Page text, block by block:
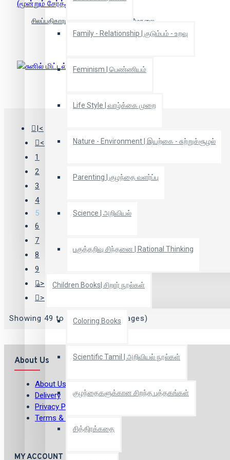
Family - Relationship | குடும்பம் - உறவு
Feminism | பெண்ணியம்
Life Style | வாழ்க்கை முறை
Nature - Environment | இயற்கை - சுற்றுச்சூழல்
Parenting | குழந்தை வளர்ப்பு
Science | அறிவியல்
பகுத்தறிவு சிந்தனை | Rational Thinking
Children Books| சிறார் நூல்கள்
Coloring Books
Scientific Tamil | அறிவியல் நூல்கள்
குழந்தைகளுக்கான சிறந்த புத்தகங்கள்
சித்திரக்கதை
சிலப்பதிகாரம், சீவகசிந்தாமணி, மணிமேகலை
(மூன்றும் சேர்த்து)
|<
<
1
2
3
4
5
6
7
8
9
>
>|
Showing 49 to 60 of 132 (11 Pages)
About Us
About Us
Delivery
Privacy Policy
Terms & Conditions
MY ACCOUNT